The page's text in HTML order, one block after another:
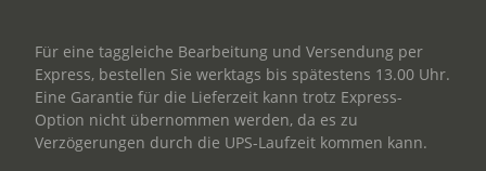
Für eine taggleiche Bearbeitung und Versendung per
Express, bestellen Sie werktags bis spätestens 13.00 Uhr.
Eine Garantie für die Lieferzeit kann trotz Express-
Option nicht übernommen werden, da es zu
Verzögerungen durch die UPS-Laufzeit kommen kann.